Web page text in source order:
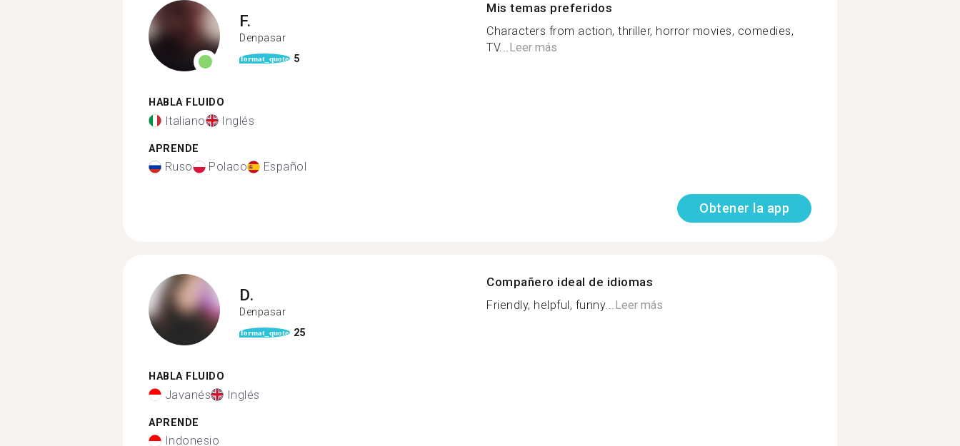
F.
Denpasar
format_quote 5
HABLA FLUIDO
Italiano Inglés
APRENDE
Ruso Polaco Español
Mis temas preferidos
Characters from action, thriller, horror movies, comedies,
TV...Leer más
Obtener la app
D.
Denpasar
format_quote 25
HABLA FLUIDO
Javanés Inglés
APRENDE
Indonesio
Compañero ideal de idiomas
Friendly, helpful, funny...Leer más